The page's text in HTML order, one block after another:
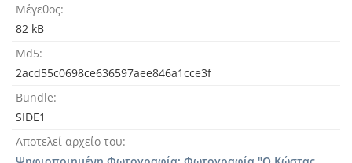
Μέγεθος
82 kB
Md5
2acd55c0698ce636597aee846a1cce3f
Bundle
SIDE1
Αποτελεί αρχείο του